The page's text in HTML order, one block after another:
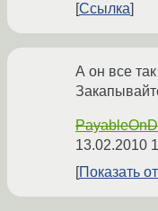
Ссылка
А он все
13.02.2010
Показать